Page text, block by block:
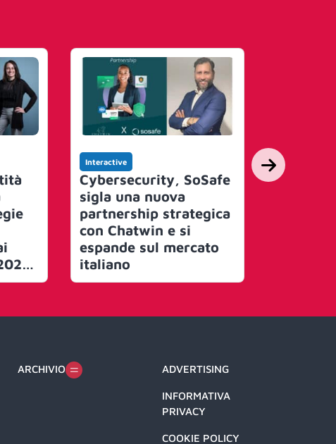
Interactive
Cybersecurity, SoSafe
sigla una nuova
partnership strategica
con Chatwin e si
espande sul mercato
italiano
Interactive
Assintel
imprese
ARCHIVIO ADVERTISING
INFORMATIVA
PRIVACY
COOKIE POLICY